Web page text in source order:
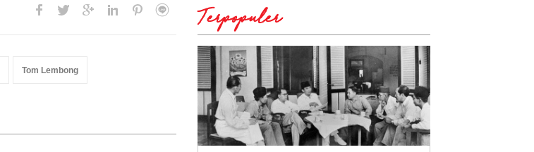
Tom Lembong
Terpopuler